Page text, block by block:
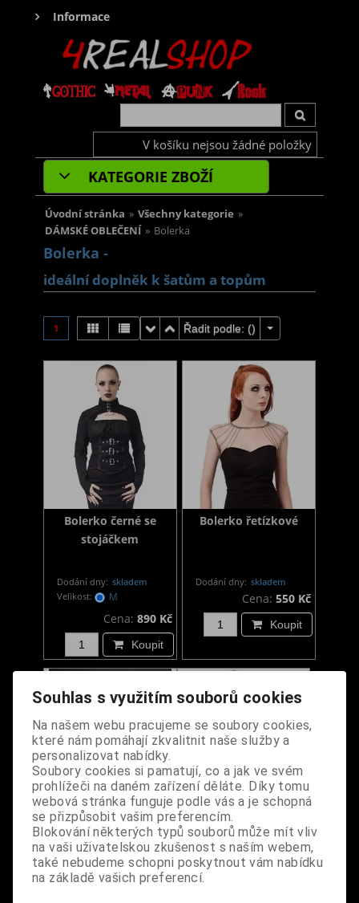
Informace
V košíku nejsou žádné položky
KATEGORIE ZBOŽÍ
Úvodní stránka » Všechny kategorie »
DÁMSKÉ OBLEČENÍ » Bolerka
Bolerka -
ideální doplněk k šatům a topům
1 Řadit podle: ()
Bolerko černé se
stojáčkem
Dodání dny: skladem
Velikost:
M
Cena: 890 Kč
Koupit
Bolerko řetízkové
Dodání dny: skladem
Cena: 550 Kč
Koupit
Bolerko řetízkové s
křížkem
Bolerko černé s
pavučinovým
potiskem
Souhlas s využitím souborů cookies
Na našem webu pracujeme se soubory cookies,
které nám pomáhají zkvalitnit naše služby a
personalizovat nabídky.
Soubory cookies si pamatují, co a jak ve svém
prohlížeči na daném zařízení děláte. Díky tomu
webová stránka funguje podle vás a je schopná
se přizpůsobit vašim preferencím.
Blokování některých typů souborů může mít vliv
na vaši uživatelskou zkušenost s naším webem,
také nebudeme schopni poskytnout vám nabídku
na základě vašich preferencí.